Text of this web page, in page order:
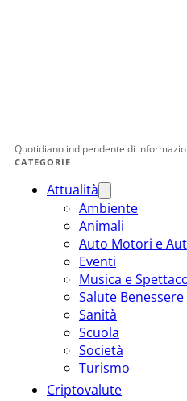
Quotidiano indipendente di
CATEGORIE
Attualità
Ambiente
Animali
Auto Motori e
Eventi
Musica e
Salute Benessere
Sanità
Scuola
Società
Turismo
Criptovalute